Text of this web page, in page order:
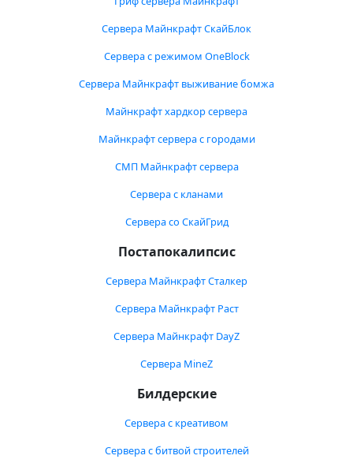
Сервера Майнкрафт СкайБлок
Сервера с режимом OneBlock
Сервера Майнкрафт выживание бомжа
Майнкрафт хардкор сервера
Майнкрафт сервера с городами
СМП Майнкрафт сервера
Сервера с кланами
Сервера со СкайГрид
Постапокалипсис
Сервера Майнкрафт Сталкер
Сервера Майнкрафт Раст
Сервера Майнкрафт DayZ
Сервера MineZ
Билдерские
Сервера с креативом
Сервера с битвой строителей